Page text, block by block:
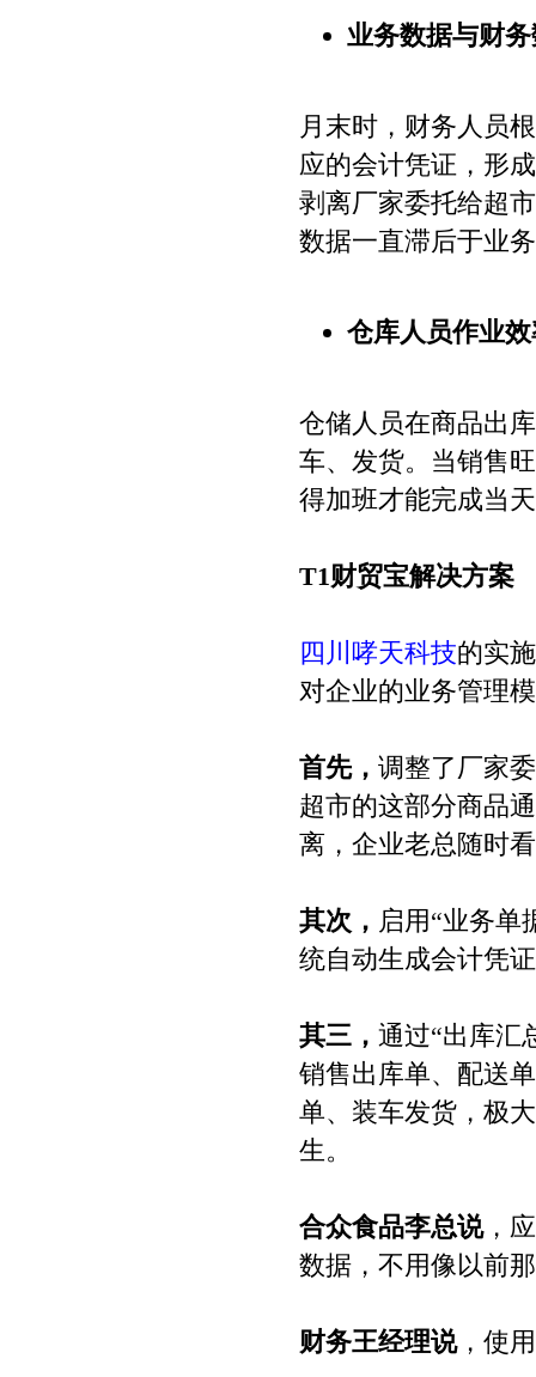
业务数据与财
月末时，财务人员
应的会计凭证，形
剥离厂家委托给超
数据一直滞后于业
仓库人员作业
仓储人员在商品出
车、发货。当销售
得加班才能完成当
T1财贸宝解决方案
四川哮天科技的实
对企业的业务管理
首先， 调整了厂家
超市的这部分商品
离，企业老总随时
其次， 启用“业务单
统自动生成会计凭
其三， 通过“出库汇
销售出库单、配送
单、装车发货，极
生。
合众食品李总说，
数据，不用像以前
财务王经理说，使